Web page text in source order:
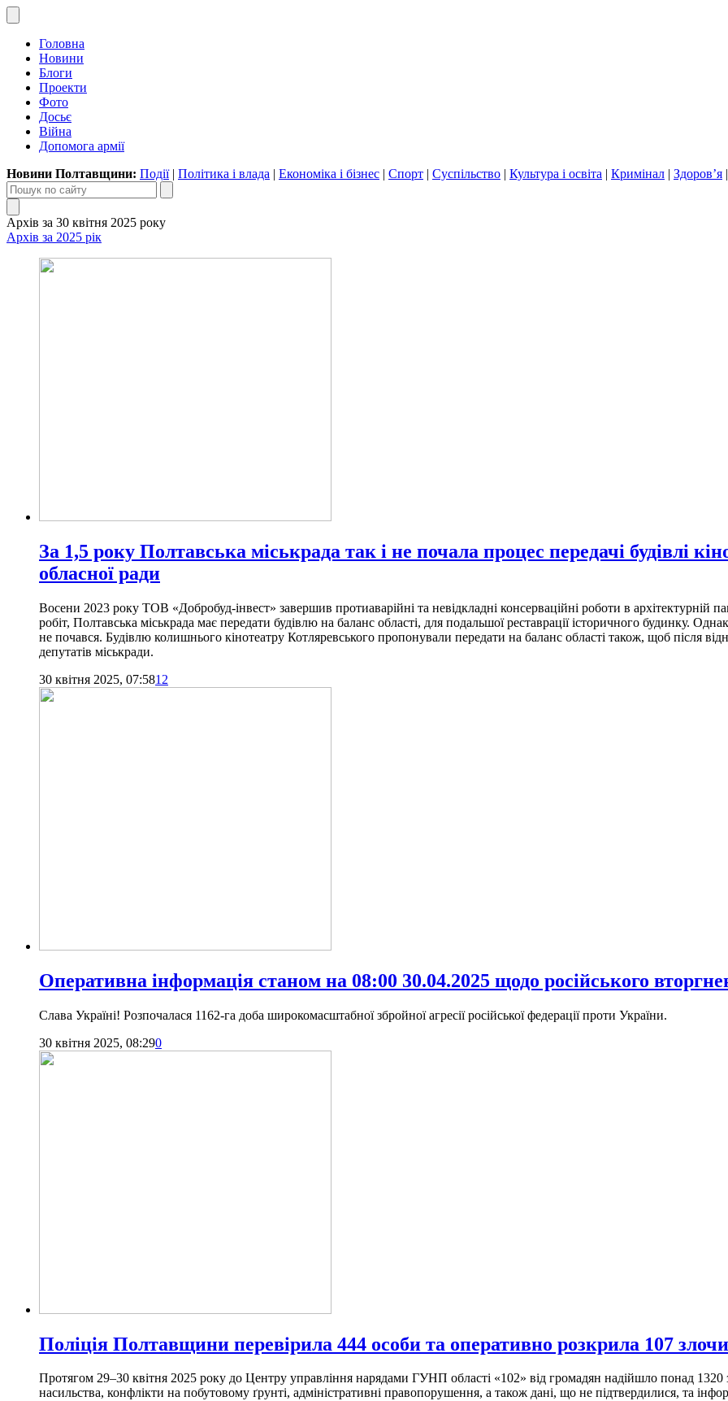
Головна
Новини
Блоги
Проекти
Фото
Досьє
Війна
Допомога армії
Новини Полтавщини: Події| Політика і влада | Економіка і бізнес | Спорт | Суспільство | Культура і освіта | Кримінал | Здоров’я
Архів за 30 квітня 2025 року
Архів за 2025 рік
За 1,5 року Полтавська міськрада так і не почала процес передачі будівлі
обласної ради
Восени 2023 року ТОВ «Добробуд-інвест» завершив протиаварійні та невідкладні консерваційні роботи в архітектурній
робіт, Полтавська міськрада має передати будівлю на баланс області, для подальшої реставрації історичного будинку.
не почався. Будівлю колишнього кінотеатру Котляревського пропонували передати на баланс області також, щоб після
депутатів міськради.
30 квітня 2025, 07:5812
Оперативна інформація станом на 08:00 30.04.2025 щодо російського
Слава Україні! Розпочалася 1162-га доба широкомасштабної збройної агресії російської федерації проти України.
30 квітня 2025, 08:290
Поліція Полтавщини перевірила 444 особи та оперативно розкрила 107
Протягом 29–30 квітня 2025 року до Центру управління нарядами ГУНП області «102» від громадян надійшло понад 1320
насильства, конфлікти на побутовому ґрунті, адміністративні правопорушення, а також дані, що не підтвердилися, та